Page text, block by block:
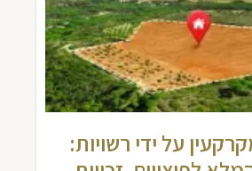
על ידי רשויות: